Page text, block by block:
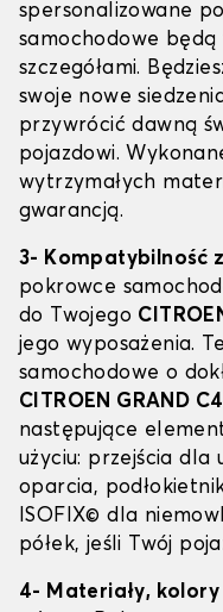
spersonalizowane
samochodowe będą
szczegółami.
swoje nowe
przywrócić dawną
pojazdowi.
wytrzymałych
gwarancją.
3- Kompatybilność
pokrowce
do Twojego
jego wyposażenia.
samochodowe o
CITROEN GRAND
następujące
użyciu: przejścia dla
oparcia,
ISOFIX© dla
półek, jeśli Twój
4- Materiały,